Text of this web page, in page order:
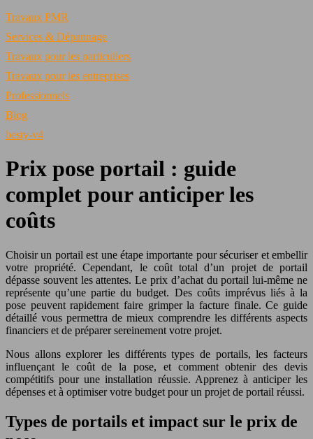
Travaux PMR
Services & Dépannage
Travaux pour les particuliers
Travaux pour les entreprises
Professionnels
Blog
besty-v4
Prix pose portail : guide
complet pour anticiper les
coûts
Choisir un portail est une étape importante pour sécuriser et embellir
votre propriété. Cependant, le coût total d’un projet de portail
dépasse souvent les attentes. Le prix d’achat du portail lui-même ne
représente qu’une partie du budget. Des coûts imprévus liés à la
pose peuvent rapidement faire grimper la facture finale. Ce guide
détaillé vous permettra de mieux comprendre les différents aspects
financiers et de préparer sereinement votre projet.
Nous allons explorer les différents types de portails, les facteurs
influençant le coût de la pose, et comment obtenir des devis
compétitifs pour une installation réussie. Apprenez à anticiper les
dépenses et à optimiser votre budget pour un projet de portail réussi.
Types de portails et impact sur le prix de